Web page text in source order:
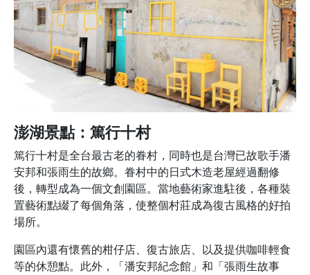
澎湖景點：篤行十村
篤行十村是全台最古老的眷村，同時也是台灣已故歌手潘
安邦和張雨生的故鄉。眷村中的日式木造老屋經過翻修
後，轉型成為一個文創園區。當地藝術家進駐後，各種裝
置藝術點綴了每個角落，使整個村莊成為復古風格的好拍
場所。
園區內還有懷舊的柑仔店、復古旅店、以及提供咖啡輕食
等的休憩點。此外，「潘安邦紀念館」和「張雨生故事